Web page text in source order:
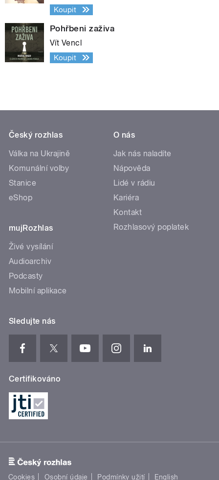
Koupit
Pohřbeni zaživa
Vít Vencl
Koupit
Český rozhlas
Válka na Ukrajině
Komunální volby
Stanice
eShop
mujRozhlas
Živé vysílání
Audioarchiv
Podcasty
Mobilní aplikace
O nás
Jak nás naladíte
Nápověda
Lidé v rádiu
Kariéra
Kontakt
Rozhlasový poplatek
Sledujte nás
Certifikováno
Cookies Osobní údaje Podmínky užití English